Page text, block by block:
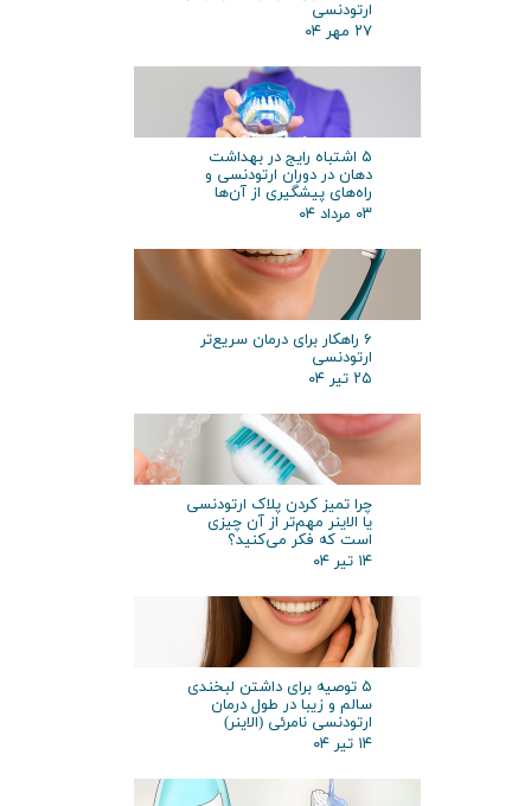
ارتودنسی
۲۷ مهر ۰۴
۵ اشتباه رایج در بهداشت
دهان در دوران ارتودنسی و
راه‌های پیشگیری از آن‌ها
۰۳ مرداد ۰۴
۶ راهکار برای درمان سریع‌تر
ارتودنسی
۲۵ تیر ۰۴
چرا تمیز کردن پلاک ارتودنسی
یا الاینر مهم‌تر از آن چیزی
است که فکر می‌کنید؟
۱۴ تیر ۰۴
۵ توصیه برای داشتن لبخندی
سالم و زیبا در طول درمان
ارتودنسی نامرئی (الاینر)
۱۴ تیر ۰۴